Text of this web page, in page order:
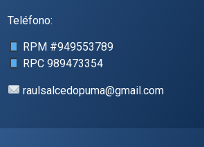
Teléfono:
RPM #949553789
RPC989473354
raulsalcedopuma@gmail.com